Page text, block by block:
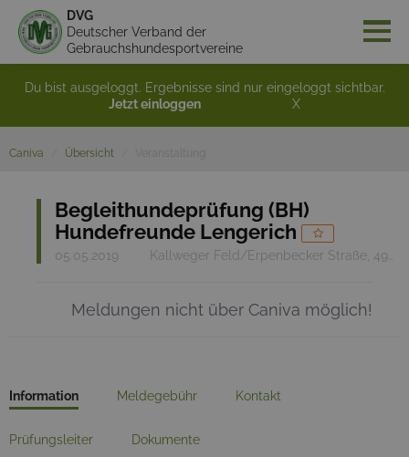
DVG
Deutscher Verband der
Gebrauchshundesportvereine
Du bist ausgeloggt. Ergebnisse sind nur eingeloggt sichtbar.
Jetzt einloggen
X
Caniva Übersicht
Begleithundeprüfung (BH)
Hundefreunde Lengerich
05.05.2019 Kallweger Feld/Erpenbecker Straße, 49525 Lengerich (Westf.)
Meldungen nicht über Caniva möglich!
Information Meldegebühr Kontakt
Prüfungsleiter Dokumente